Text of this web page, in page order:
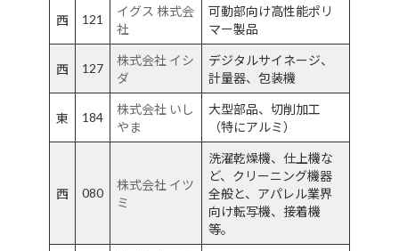
西 121
イグス 株式会
社
可動部向け高性能ポリ
マー製品
西 127
株式会社 イシ
ダ
デジタルサイネージ、
計量器、包装機
東 184
株式会社 いし
やま
大型部品、切削加工
（特にアルミ）
西 080
株式会社 イツ
ミ
洗濯乾燥機、仕上機な
ど、クリーニング機器
全般と、アパレル業界
向け転写機、接着機
等。